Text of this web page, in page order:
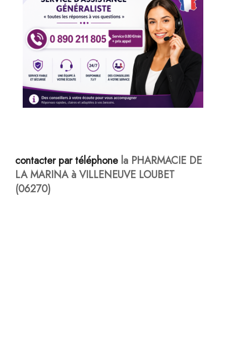
contacter par téléphone la PHARMACIE DE
LA MARINA à VILLENEUVE LOUBET
(06270)